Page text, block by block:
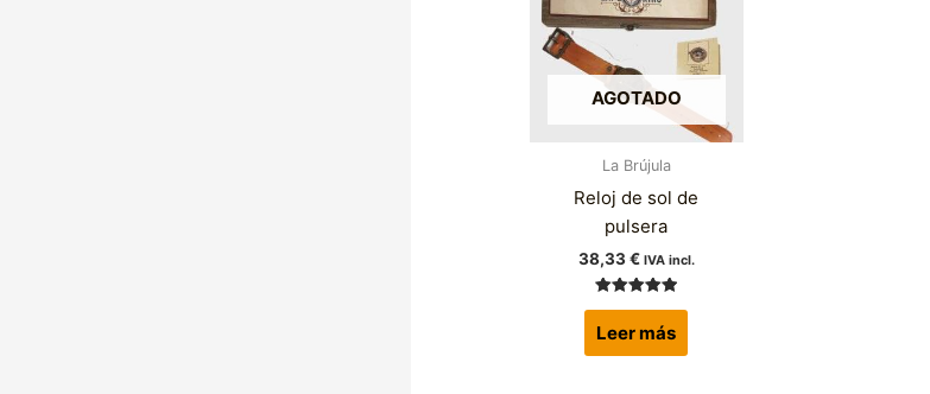
AGOTADO
La Brújula
Reloj de sol de
pulsera
38,33 € IVA incl.
Valorado
5.00
Leer más